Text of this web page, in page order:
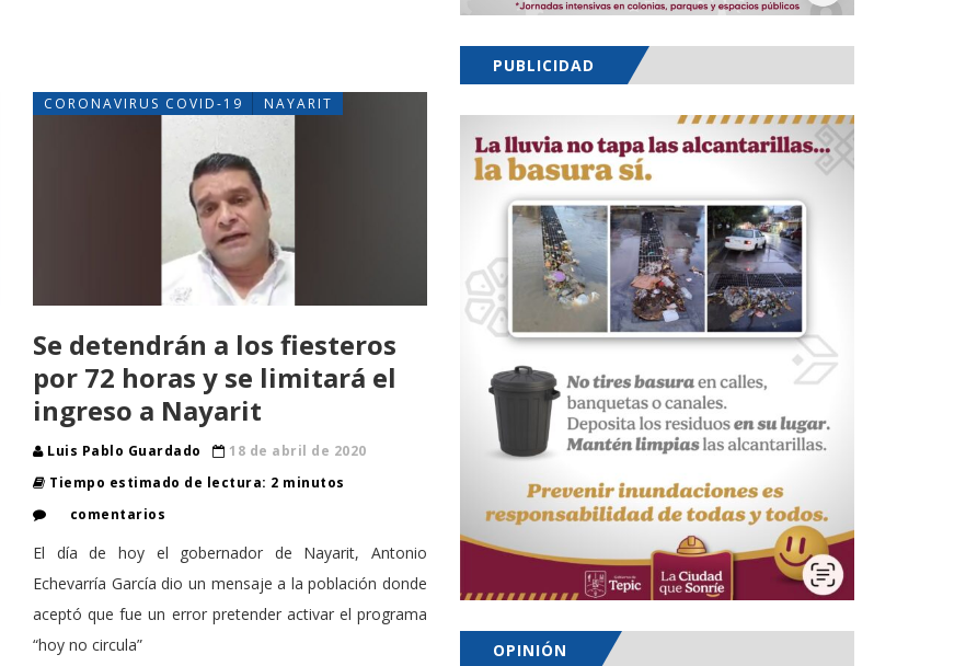
CORONAVIRUS COVID-19 NAYARIT
Se detendrán a los fiesteros
por 72 horas y se limitará el
ingreso a Nayarit
Luis Pablo Guardado
18 de abril de 2020
Tiempo estimado de lectura: 2 minutos
comentarios
El día de hoy el gobernador de Nayarit, Antonio
Echevarría García dio un mensaje a la población donde
aceptó que fue un error pretender activar el programa
“hoy no circula”
PUBLICIDAD
OPINIÓN